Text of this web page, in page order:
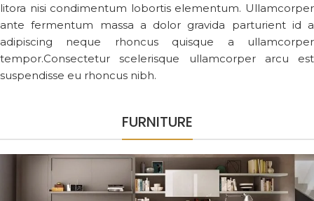
litora nisi condimentum lobortis elementum. Ullamcorper
ante fermentum massa a dolor gravida parturient id a
adipiscing neque rhoncus quisque a ullamcorper
tempor.Consectetur scelerisque ullamcorper arcu est
suspendisse eu rhoncus nibh.
FURNITURE